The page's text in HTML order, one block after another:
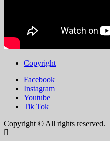
Copyright
Facebook
Instagram
Youtube
Tik Tok
Copyright © All rights reserved. |